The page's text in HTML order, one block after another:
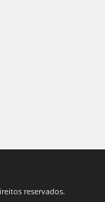
reservados.